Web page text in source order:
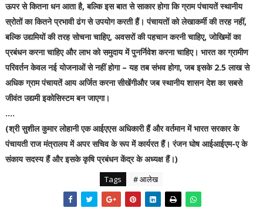
ऊपर से कितना धन आता है, बल्कि इस बात से साकार होगा कि ग्राम पंचायतें स्थानीय
स्रोतों का कितने प्रभावी ढंग से उपयोग करती हैं। पंचायतों को लेखाकर्मी की तरह नहीं,
बल्कि उद्यमियों की तरह सोचना चाहिए, अवसरों की पहचान करनी चाहिए, जोखिमों का
प्रबंधन करना चाहिए और लाभ को समुदाय में पुनर्निवेश करना चाहिए। भारत का ग्रामीण
परिवर्तन केवल नई योजनाओं से नहीं होगा – यह तब संभव होगा, जब इसके 2.5 लाख से
अधिक ग्राम पंचायतें आय अर्जित करना सीखेंगीऔर जब स्थानीय शासन देश का सबसे
जीवंत उद्यमी इकोसिस्टम बन जाएगा।
....
(श्री सुशील कुमार लोहानी एक आईएएस अधिकारी हैं और वर्तमान में भारत सरकार के
पंचायती राज मंत्रालय में अपर सचिव के रूप में कार्यरत हैं। रंजन घोष आईआईएम-ए के
संकाय सदस्य हैं और इसके कृषि प्रबंधन केंद्र के अध्यक्ष हैं।)
Tags # आलेख